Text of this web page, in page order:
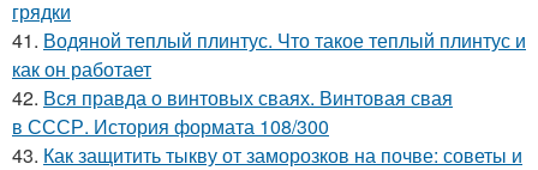
грядки
41. Водяной теплый плинтус. Что такое теплый плинтус и
как он работает
42. Вся правда о винтовых сваях. Винтовая свая
в СССР. История формата 108/300
43. Как защитить тыкву от заморозков на почве: советы и